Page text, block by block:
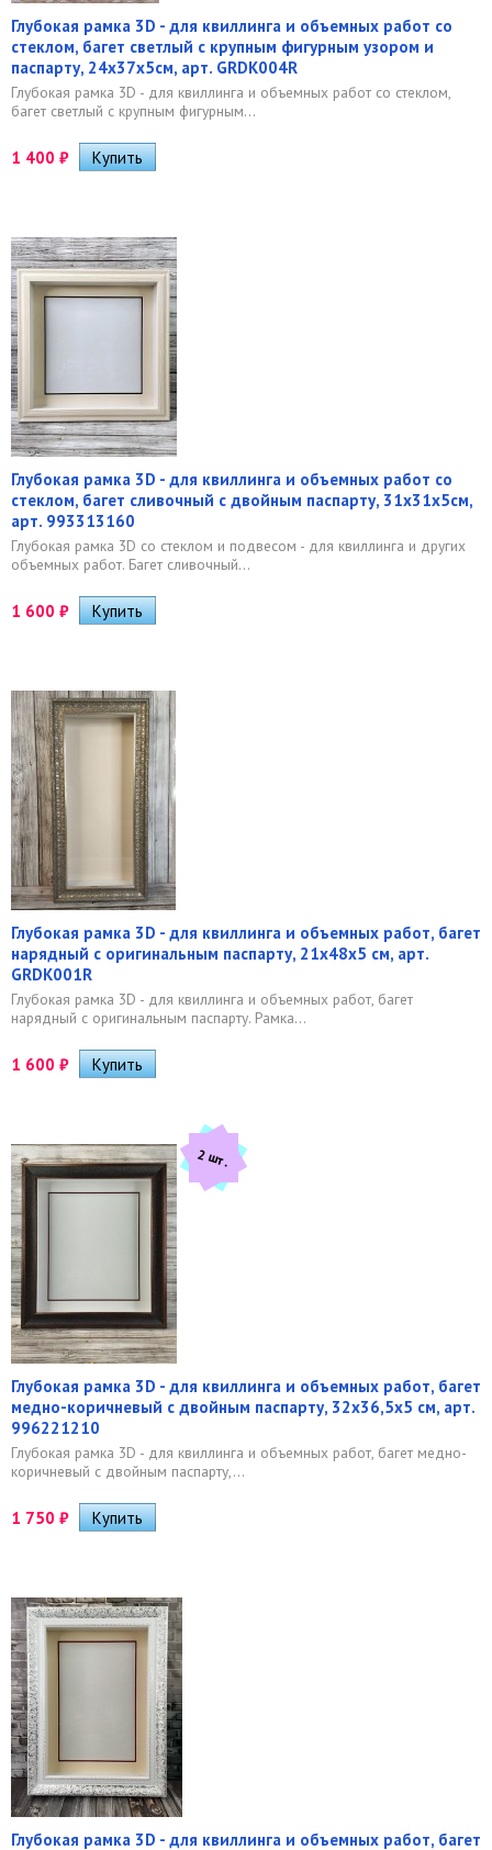
Глубокая рамка 3D - для квиллинга и объемных работ со
стеклом, багет светлый с крупным фигурным узором и
паспарту, 24х37х5см, арт. GRDK004R
Глубокая рамка 3D - для квиллинга и объемных работ со стеклом,
багет светлый с крупным фигурным...
1 400 ₽
Глубокая рамка 3D - для квиллинга и объемных работ со
стеклом, багет сливочный с двойным паспарту, 31х31х5см,
арт. 993313160
Глубокая рамка 3D со стеклом и подвесом - для квиллинга и других
объемных работ. Багет сливочный...
1 600 ₽
Глубокая рамка 3D - для квиллинга и объемных работ, багет
нарядный с оригинальным паспарту, 21х48х5 см, арт.
GRDK001R
Глубокая рамка 3D - для квиллинга и объемных работ, багет
нарядный с оригинальным паспарту. Рамка...
1 600 ₽
2 шт.
Глубокая рамка 3D - для квиллинга и объемных работ, багет
медно-коричневый с двойным паспарту, 32х36,5х5 см, арт.
996221210
Глубокая рамка 3D - для квиллинга и объемных работ, багет медно-
коричневый с двойным паспарту,...
1 750 ₽
Глубокая рамка 3D - для квиллинга и объемных работ, багет